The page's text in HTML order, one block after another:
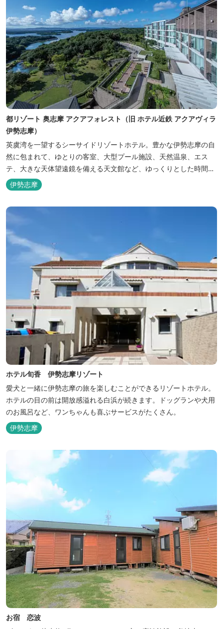
都リゾート 奥志摩 アクアフォレスト（旧 ホテル近鉄 アクアヴィラ
伊勢志摩）
英虞湾を一望するシーサイドリゾートホテル。豊かな伊勢志摩の自
然に包まれて、ゆとりの客室、大型プール施設、天然温泉、エス
テ、大きな天体望遠鏡を備える天文館など、ゆっくりとした時間を
楽しみながら過ごすことができます。 屋内プール：通年 屋外プー
ル：2025年7月19日（土）～8月31日（日）
伊勢志摩
ホテル旬香 伊勢志摩リゾート
愛犬と一緒に伊勢志摩の旅を楽しむことができるリゾートホテル。
ホテルの目の前は開放感溢れる白浜が続きます。ドッグランや犬用
のお風呂など、ワンちゃんも喜ぶサービスがたくさん。
伊勢志摩
お宿 恋波